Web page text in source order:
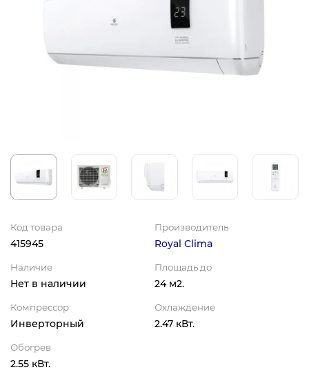
Код товара
415945
Производитель
Royal Clima
Наличие
Нет в наличии
Площадь до
24 м2.
Компрессор
Инверторный
Охлаждение
2.47 кВт.
Обогрев
2.55 кВт.